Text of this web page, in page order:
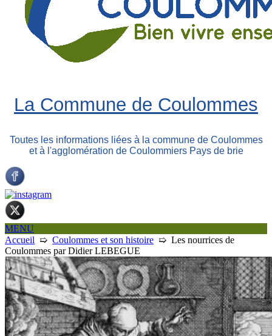
La Commune de Coulommes
Toutes les informations liées à la commune de Coulommes
et à l'agglomération de Coulommiers Pays de brie
MENU
Accueil ➯ Coulommes et son histoire ➯ Les nourrices de
Coulommes par Didier LEBEGUE